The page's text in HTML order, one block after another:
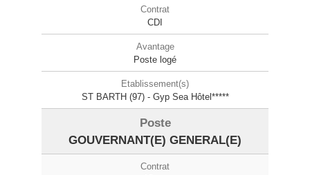
CDI
Poste logé
ST BARTH (97) - Gyp Sea Hôtel*****
GOUVERNANT(E) GENERAL(E)